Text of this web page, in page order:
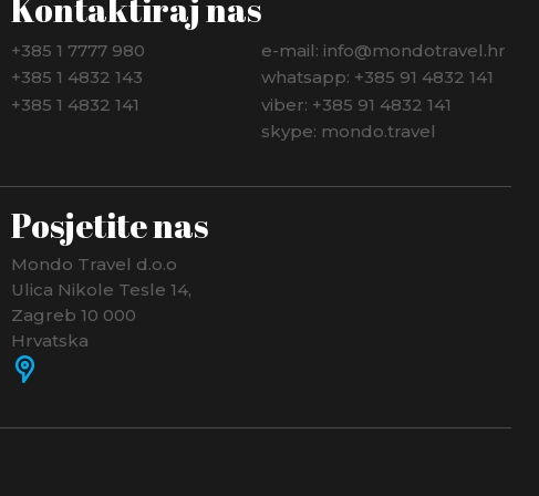
+385 1 7777 980
+385 1 4832 143
+385 1 4832 141
e-mail: info@mondotravel.hr
whatsapp: +385 91 4832 141
viber: +385 91 4832 141
skype: mondo.travel
Posjetite nas
Mondo Travel d.o.o
Ulica Nikole Tesle 14,
Zagreb 10 000
Hrvatska